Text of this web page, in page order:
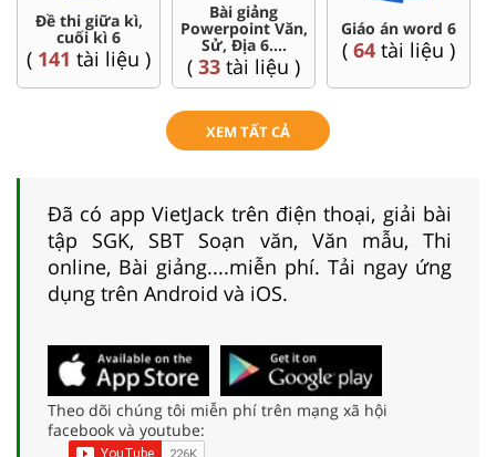
án word 6
tài liệu )
Chuyên đề dạy
thêm Toán, Lí,
Hóa ...6
(54 tài liệu )
Đề thi HSG 6
( tài liệu )
Trắc
đúng
( 26
XEM TẤT CẢ
Đã có app VietJack trên điện thoại, giải bài
tập SGK, SBT Soạn văn, Văn mẫu, Thi
online, Bài giảng....miễn phí. Tải ngay ứng
dụng trên Android và iOS.
Theo dõi chúng tôi miễn phí trên mạng xã hội
facebook và youtube: